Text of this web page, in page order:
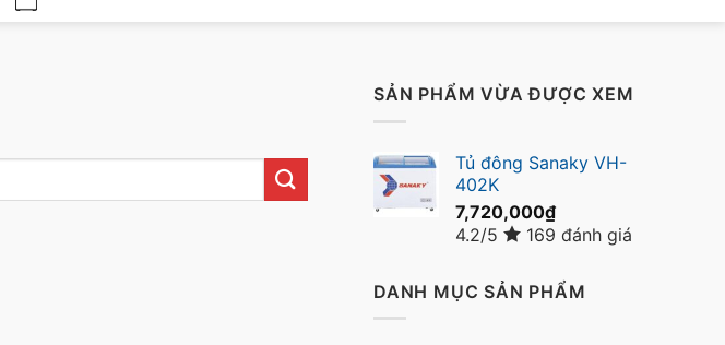
SẢN PHẨM VỪA ĐƯỢC XEM
Tủ đông Sanaky VH-
402K
7,720,000₫
4.2/5
169 đánh giá
DANH MỤC SẢN PHẨM